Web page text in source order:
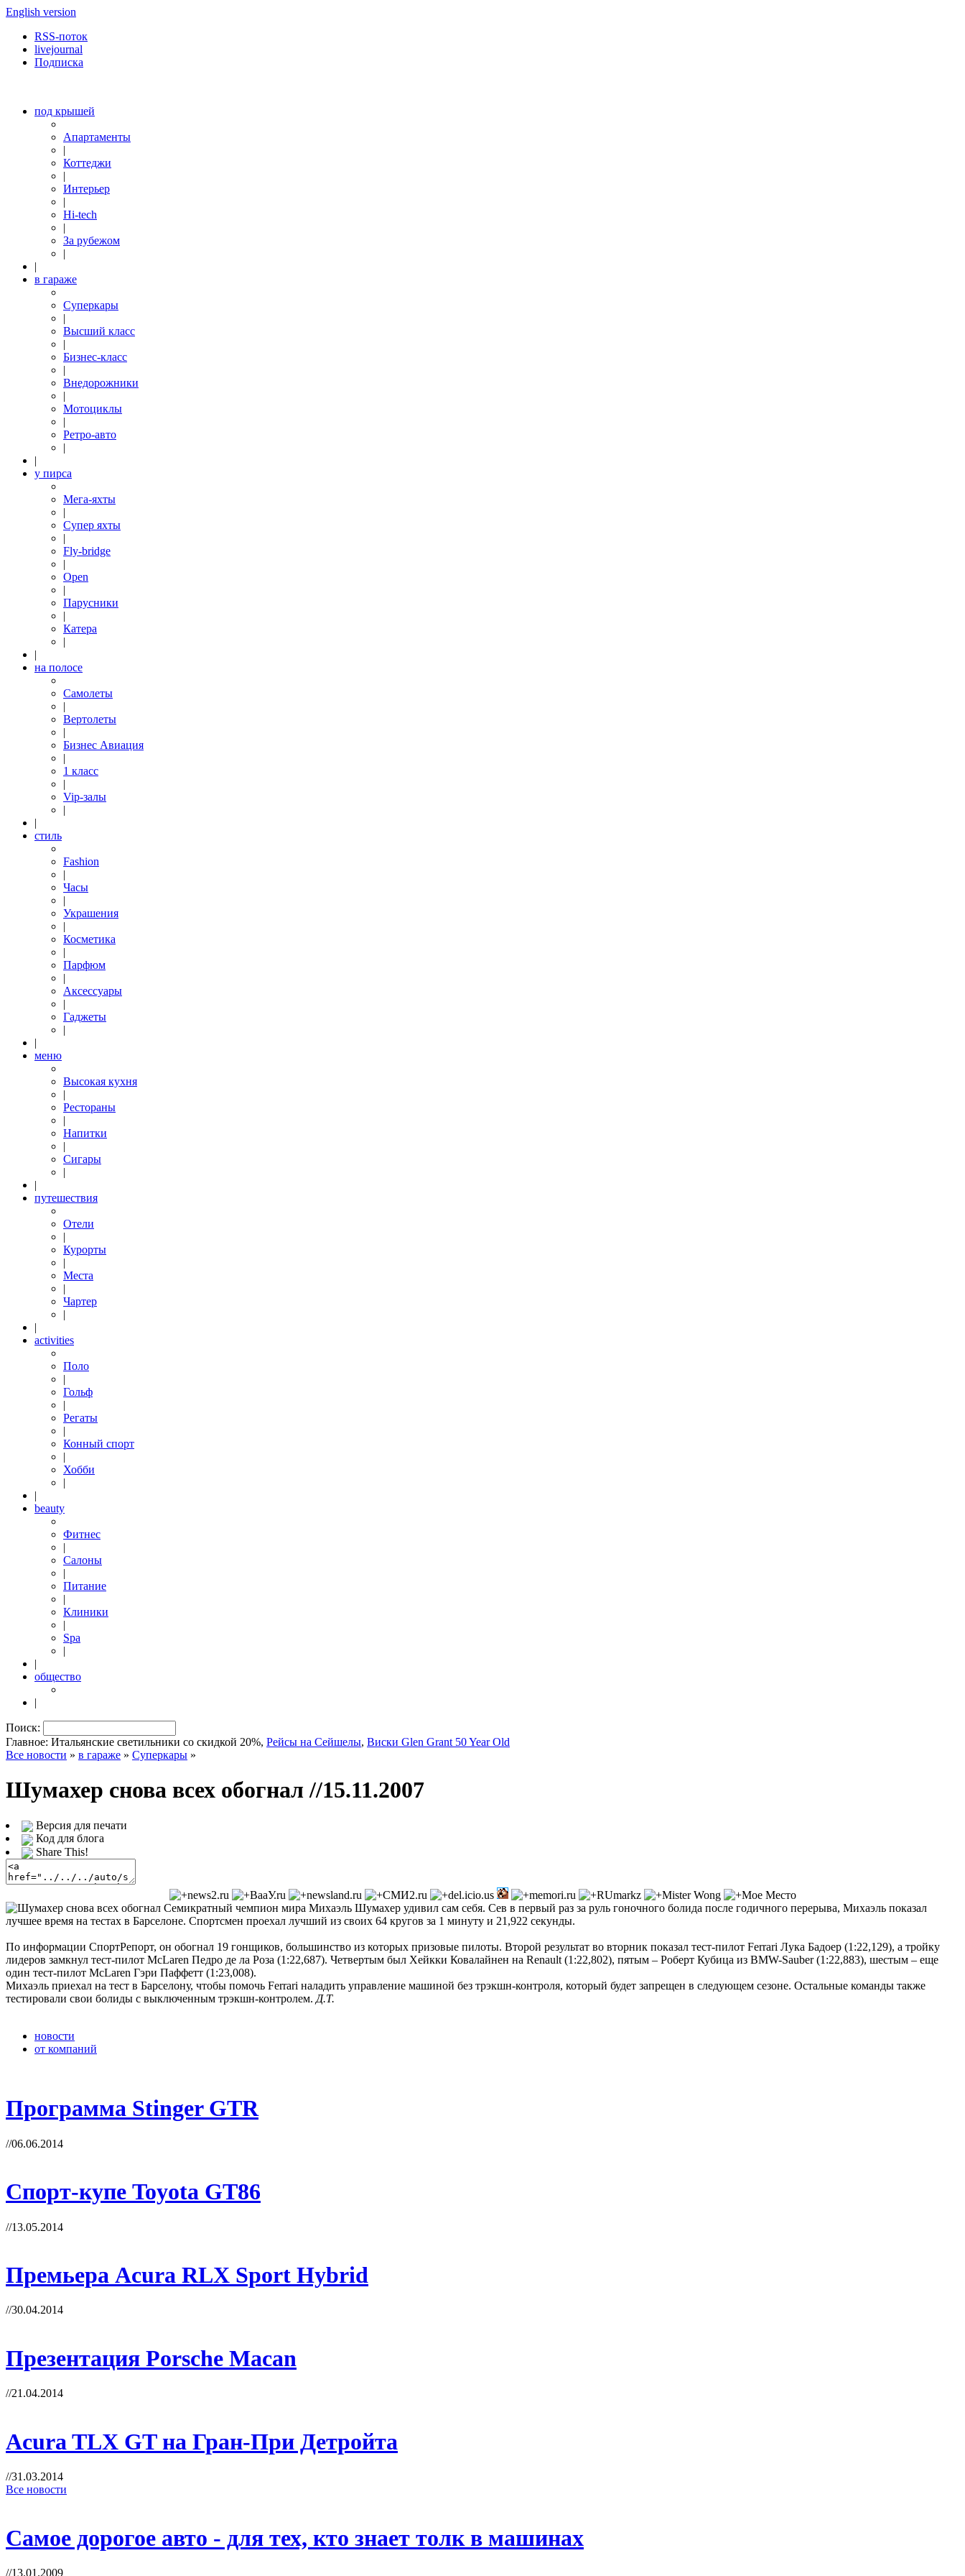
English version
RSS-поток
livejournal
Подписка
под крышей
Апартаменты
|
Коттеджи
|
Интерьер
|
Hi-tech
|
За рубежом
|
|
в гараже
Суперкары
|
Высший класс
|
Бизнес-класс
|
Внедорожники
|
Мотоциклы
|
Ретро-авто
|
|
у пирса
Мега-яхты
|
Супер яхты
|
Fly-bridge
|
Open
|
Парусники
|
Катера
|
|
на полосе
Самолеты
|
Вертолеты
|
Бизнес Авиация
|
1 класс
|
Vip-залы
|
|
стиль
Fashion
|
Часы
|
Украшения
|
Косметика
|
Парфюм
|
Аксессуары
|
Гаджеты
|
|
меню
Высокая кухня
|
Рестораны
|
Напитки
|
Сигары
|
|
путешествия
Отели
|
Курорты
|
Места
|
Чартер
|
|
activities
Поло
|
Гольф
|
Регаты
|
Конный спорт
|
Хобби
|
|
beauty
Фитнес
|
Салоны
|
Питание
|
Клиники
|
Spa
|
|
общество
|
Поиск:
Главное: Итальянские светильники со скидкой 20%, Рейсы на Сейшелы, Виски Glen Grant 50 Year Old
Все новости » в гараже » Суперкары »
Шумахер снова всех обогнал//15.11.2007
Версия для печати
Код для блога
Share This!
Семикратный чемпион мира Михаэль Шумахер удивил сам себя. Сев в первый раз за руль гоночного болида после годичного перерыва, Михаэль показал
лучшее время на тестах в Барселоне. Спортсмен проехал лучший из своих 64 кругов за 1 минуту и 21,922 секунды.
По информации СпортРепорт, он обогнал 19 гонщиков, большинство из которых призовые пилоты. Второй результат во вторник показал тест-пилот Ferrari Лука Бадоер (1:22,129), а тройку
лидеров замкнул тест-пилот McLaren Педро де ла Роза (1:22,687). Четвертым был Хейкки Ковалайнен на Renault (1:22,802), пятым – Роберт Кубица из BMW-Sauber (1:22,883), шестым – еще
один тест-пилот McLaren Гэри Паффетт (1:23,008).
Михаэль приехал на тест в Барселону, чтобы помочь Ferrari наладить управление машиной без трэкшн-контроля, который будет запрещен в следующем сезоне. Остальные команды также
тестировали свои болиды с выключенным трэкшн-контролем. Д.Т.
новости
от компаний
Программа Stinger GTR
//06.06.2014
Cпорт-купе Toyota GT86
//13.05.2014
Премьера Acura RLX Sport Hybrid
//30.04.2014
Презентация Porsche Macan
//21.04.2014
Acura TLX GT на Гран-При Детройта
//31.03.2014
Все новости
Самое дорогое авто - для тех, кто знает толк в машинах
//13.01.2009